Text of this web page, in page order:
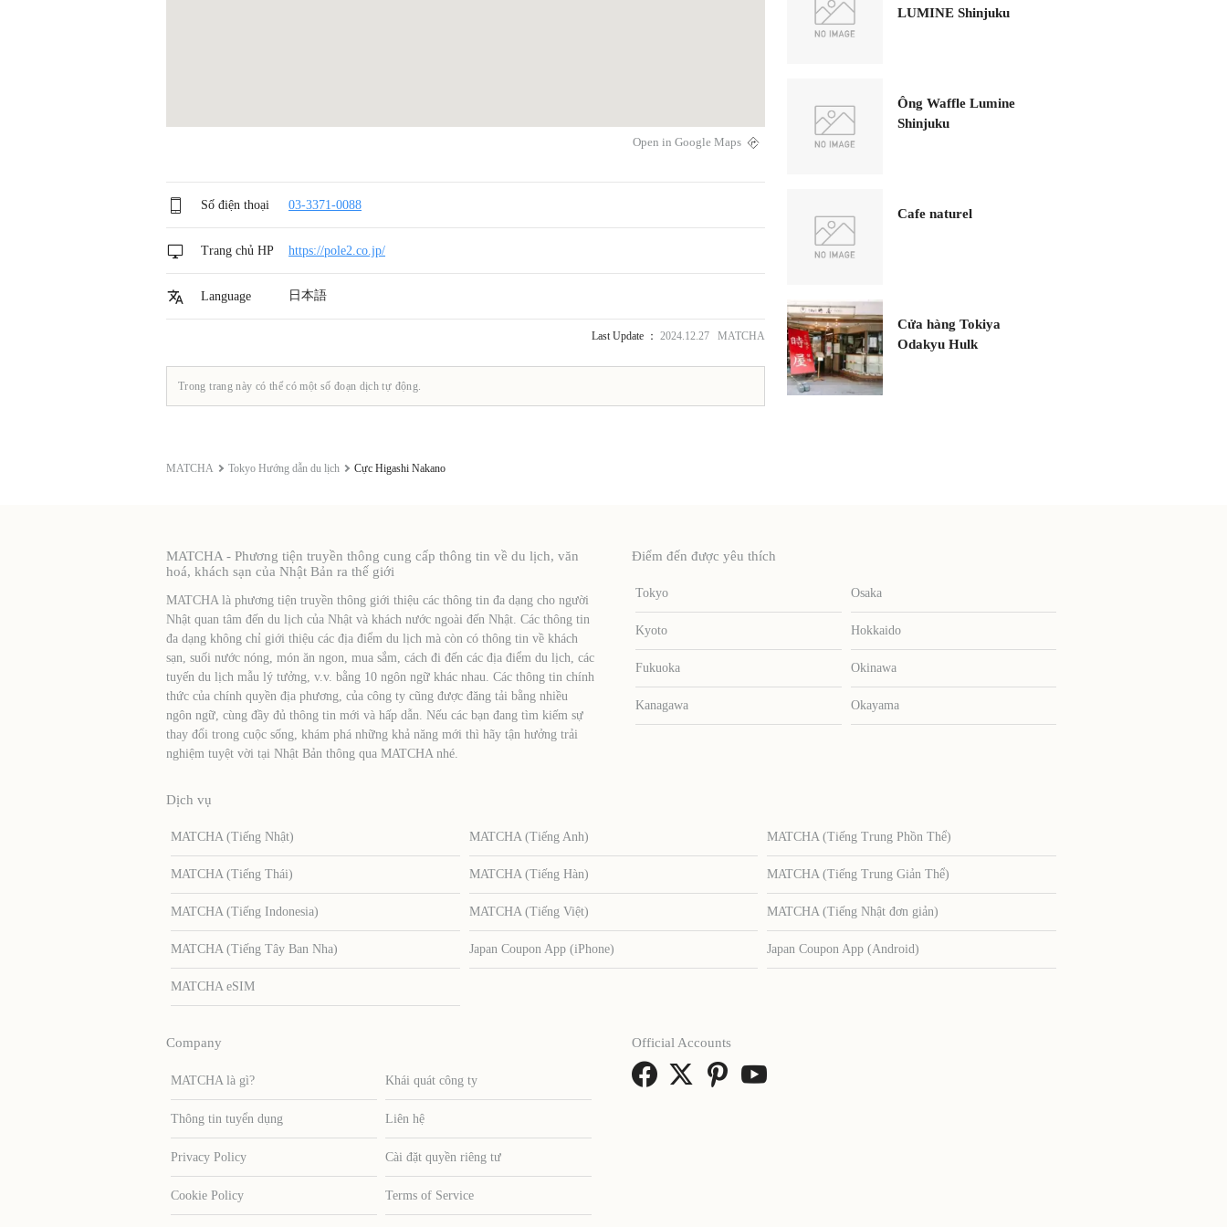
Open in Google Maps
Số điện thoại 03-3371-0088
Trang chủ HP https://pole2.co.jp/
Language 日本語
Last Update ： 2024.12.27 MATCHA
Trong trang này có thể có một số đoạn dịch tự động.
LUMINE Shinjuku
Ông Waffle Lumine
Shinjuku
Cafe naturel
Cửa hàng Tokiya
Odakyu Hulk
MATCHA Tokyo Hướng dẫn du lịch Cực Higashi Nakano
MATCHA - Phương tiện truyền thông cung cấp thông tin về du lịch, văn
hoá, khách sạn của Nhật Bản ra thế giới
MATCHA là phương tiện truyền thông giới thiệu các thông tin đa dạng cho người
Nhật quan tâm đến du lịch của Nhật và khách nước ngoài đến Nhật. Các thông tin
đa dạng không chỉ giới thiệu các địa điểm du lịch mà còn có thông tin về khách
sạn, suối nước nóng, món ăn ngon, mua sắm, cách đi đến các địa điểm du lịch, các
tuyến du lịch mẫu lý tưởng, v.v. bằng 10 ngôn ngữ khác nhau. Các thông tin chính
thức của chính quyền địa phương, của công ty cũng được đăng tải bằng nhiều
ngôn ngữ, cùng đầy đủ thông tin mới và hấp dẫn. Nếu các bạn đang tìm kiếm sự
thay đổi trong cuộc sống, khám phá những khả năng mới thì hãy tận hưởng trải
nghiệm tuyệt vời tại Nhật Bản thông qua MATCHA nhé.
Điểm đến được yêu thích
Tokyo Osaka
Kyoto Hokkaido
Fukuoka Okinawa
Kanagawa Okayama
Dịch vụ
MATCHA (Tiếng Nhật) MATCHA (Tiếng Anh) MATCHA (Tiếng Trung Phồn Thể)
MATCHA (Tiếng Thái) MATCHA (Tiếng Hàn) MATCHA (Tiếng Trung Giản Thể)
MATCHA (Tiếng Indonesia) MATCHA (Tiếng Việt) MATCHA (Tiếng Nhật đơn giản)
MATCHA (Tiếng Tây Ban Nha) Japan Coupon App (iPhone) Japan Coupon App (Android)
MATCHA eSIM
Company
MATCHA là gì? Khái quát công ty
Thông tin tuyển dụng Liên hệ
Privacy Policy Cài đặt quyền riêng tư
Cookie Policy Terms of Service
Official Accounts